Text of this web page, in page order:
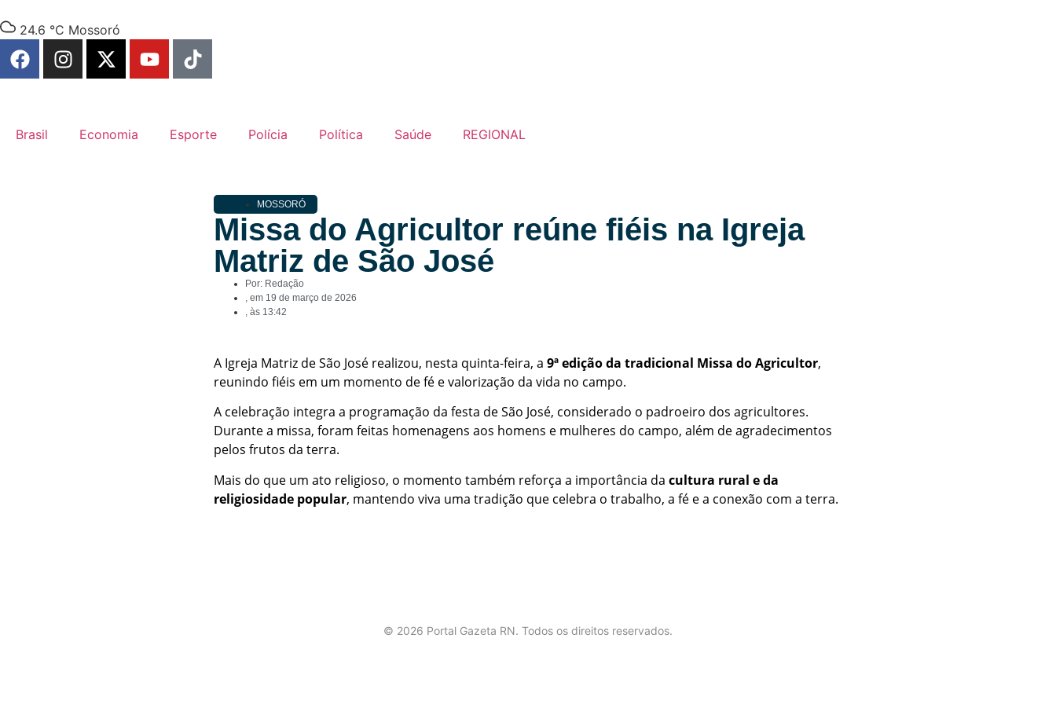
24.6 °C Mossoró
Brasil Economia Esporte Polícia Política Saúde REGIONAL
MOSSORÓ
Missa do Agricultor reúne fiéis na Igreja
Matriz de São José
Por: Redação
, em 19 de março de 2026
, às 13:42
A Igreja Matriz de São José realizou, nesta quinta-feira, a 9ªediçãoda tradicional Missa doAgricultor,
reunindo fiéis em um momento defé evalorização da vida no campo.
A celebração integra a programação da festa deSão José, considerado o padroeiro dos agricultores.
Durantea missa, foram feitas homenagens aos homens e mulheres do campo, além deagradecimentos
pelos frutos da terra.
Mais do que um ato religioso, o momento também reforça a importância da cultura rural eda
religiosidade popular, mantendo viva uma tradição que celebra o trabalho, a fé ea conexão com a terra.
© 2026 Portal Gazeta RN. Todos os direitos reservados.